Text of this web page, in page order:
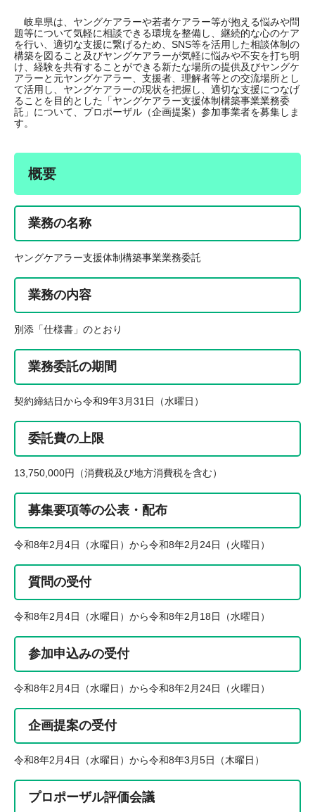
岐阜県は、ヤングケアラーや若者ケアラー等が抱える悩みや問
題等について気軽に相談できる環境を整備し、継続的な心のケア
を行い、適切な支援に繋げるため、SNS等を活用した相談体制の
構築を図ること及びヤングケアラーが気軽に悩みや不安を打ち明
け、経験を共有することができる新たな場所の提供及びヤングケ
アラーと元ヤングケアラー、支援者、理解者等との交流場所とし
て活用し、ヤングケアラーの現状を把握し、適切な支援につなげ
ることを目的とした「ヤングケアラー支援体制構築事業業務委
託」について、プロポーザル（企画提案）参加事業者を募集しま
す。
概要
業務の名称
ヤングケアラー支援体制構築事業業務委託
業務の内容
別添「仕様書」のとおり
業務委託の期間
契約締結日から令和9年3月31日（水曜日）
委託費の上限
13,750,000円（消費税及び地方消費税を含む）
募集要項等の公表・配布
令和8年2月4日（水曜日）から令和8年2月24日（火曜日）
質問の受付
令和8年2月4日（水曜日）から令和8年2月18日（水曜日）
参加申込みの受付
令和8年2月4日（水曜日）から令和8年2月24日（火曜日）
企画提案の受付
令和8年2月4日（水曜日）から令和8年3月5日（木曜日）
プロポーザル評価会議